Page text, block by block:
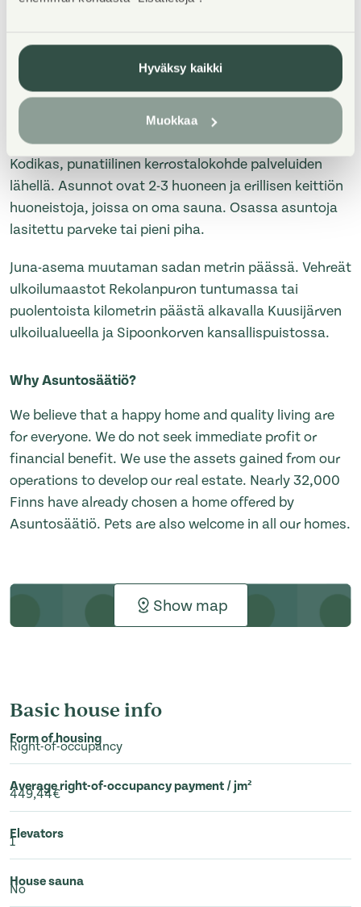
Hyväksy kaikki
Muokkaa
Property Introduction
Kodikas, punatiilinen kerrostalokohde palveluiden
lähellä. Asunnot ovat 2-3 huoneen ja erillisen keittiön
huoneistoja, joissa on oma sauna. Osassa asuntoja
lasitettu parveke tai pieni piha.
Juna-asema muutaman sadan metrin päässä. Vehreät
ulkoilumaastot Rekolanpuron tuntumassa tai
puolentoista kilometrin päästä alkavalla Kuusijärven
ulkoilualueella ja Sipoonkorven kansallispuistossa.
Why Asuntosäätiö?
We believe that a happy home and quality living are
for everyone. We do not seek immediate profit or
financial benefit. We use the assets gained from our
operations to develop our real estate. Nearly 32,000
Finns have already chosen a home offered by
Asuntosäätiö. Pets are also welcome in all our homes.
Show map
Basic house info
Form of housing
Right-of-occupancy
Average right-of-occupancy payment / jm²
449,44€
Elevators
1
House sauna
No